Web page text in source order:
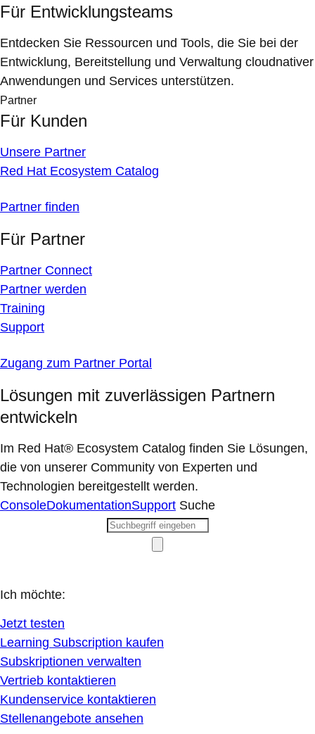
Für Entwicklungsteams
Entdecken Sie Ressourcen und Tools, die Sie bei der
Entwicklung, Bereitstellung und Verwaltung cloudnativer
Anwendungen und Services unterstützen.
Partner
Für Kunden
Unsere Partner
Red Hat Ecosystem Catalog
Partner finden
Für Partner
Partner Connect
Partner werden
Training
Support
Zugang zum Partner Portal
Lösungen mit zuverlässigen Partnern
entwickeln
Im Red Hat® Ecosystem Catalog finden Sie Lösungen,
die von unserer Community von Experten und
Technologien bereitgestellt werden.
ConsoleDokumentationSupport Suche
Ich möchte:
Jetzt testen
Learning Subscription kaufen
Subskriptionen verwalten
Vertrieb kontaktieren
Kundenservice kontaktieren
Stellenangebote ansehen